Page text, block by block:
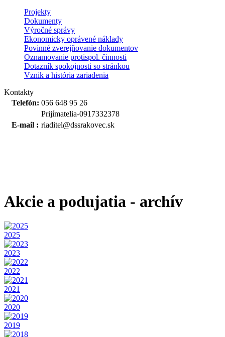
Projekty
Dokumenty
Výročné správy
Ekonomicky oprávené náklady
Povinné zverejňovanie dokumentov
Oznamovanie protispol. činnosti
Dotazník spokojnosti so stránkou
Vznik a história zariadenia
Kontakty
Telefón: 056 648 95 26
Prijímatelia-0917332378
E-mail : riaditel@dssrakovec.sk
Akcie a podujatia - archív
2025
2023
2022
2021
2020
2019